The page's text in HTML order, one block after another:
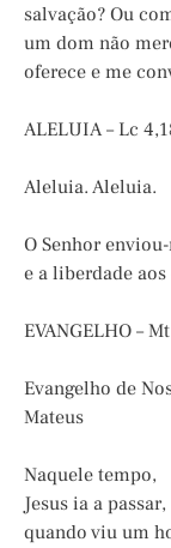
salvação? Ou
um dom não
oferece e me
ALELUIA – Lc
Aleluia. Aleluia.
O Senhor
e a liberdade
EVANGELHO –
Evangelho de
Mateus
Naquele tempo,
Jesus ia a passar,
quando viu um